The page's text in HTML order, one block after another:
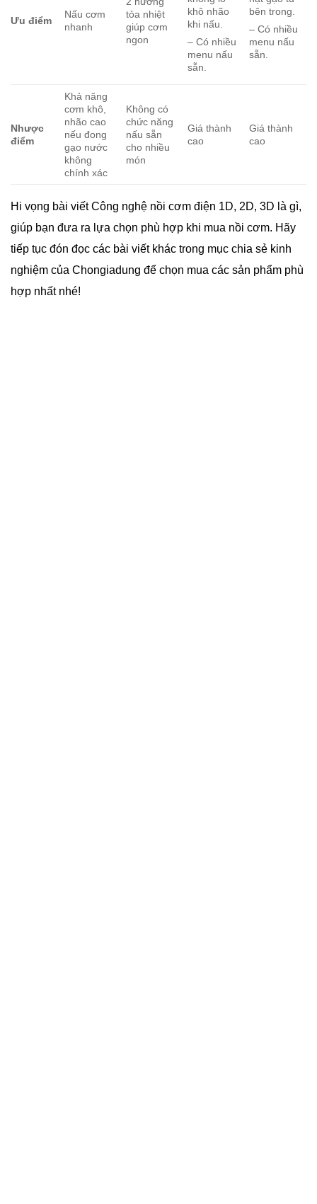
Ưu điểm
Nấu cơm
nhanh
tỏa nhiệt
giúp cơm
ngon
khô nhão
khi nấu.
– Có nhiều
menu nấu
sẵn.
bên trong.
– Có nhiều
menu nấu
sẵn.
Nhược
điểm
Khả năng
cơm khô,
nhão cao
nếu đong
gạo nước
không
chính xác
Không có
chức năng
nấu sẵn
cho nhiều
món
Giá thành
cao
Giá thành
cao
Hi vọng bài viết Công nghệ nồi cơm điện 1D, 2D, 3D là gì,
giúp bạn đưa ra lựa chọn phù hợp khi mua nồi cơm. Hãy
tiếp tục đón đọc các bài viết khác trong mục chia sẻ kinh
nghiệm của Chongiadung để chọn mua các sản phẩm phù
hợp nhất nhé!